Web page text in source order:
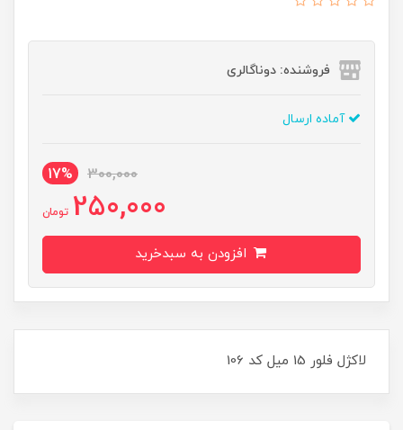
فروشنده: دوناگالری
آماده ارسال
300,000
17%
250,000 تومان
لاکژل فلور 15 ميل کد 106